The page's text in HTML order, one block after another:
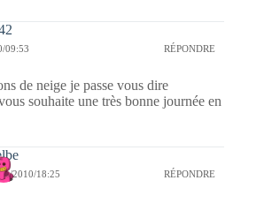
09:53 RÉPONDRE
de neige je passe vous dire
souhaite une très bonne journée en
2010/18:25 RÉPONDRE